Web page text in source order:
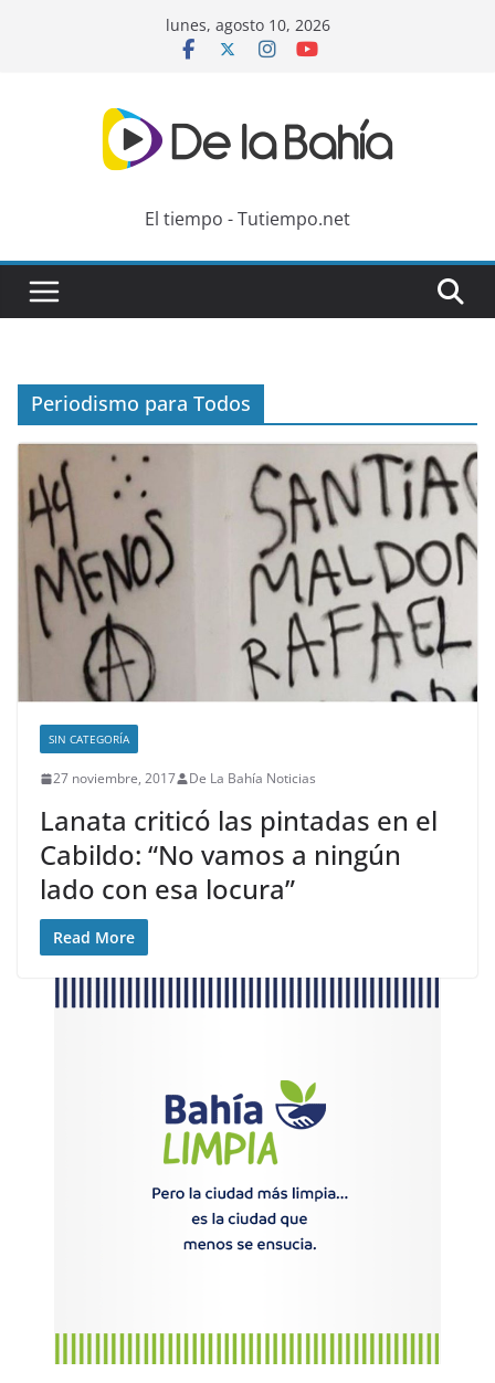
lunes, agosto 10, 2026
El tiempo - Tutiempo.net
Periodismo para Todos
SIN CATEGORÍA
27 noviembre, 2017 De La Bahía Noticias
Lanata criticó las pintadas en el
Cabildo: “No vamos a ningún
lado con esa locura”
Read More